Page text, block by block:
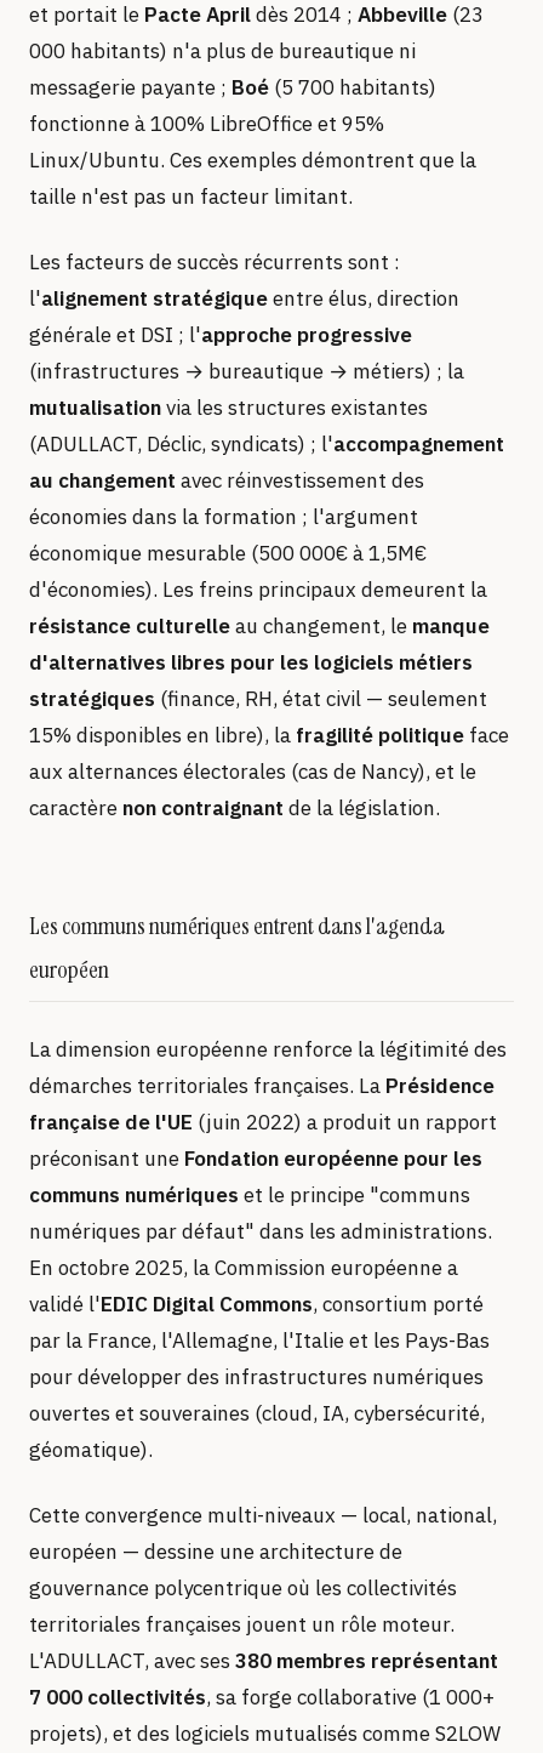
et portait le Pacte Aprildès 2014 ; Abbeville (23
000 habitants) n'a plus de bureautique ni
messagerie payante ; Boé (5 700 habitants)
fonctionne à 100% LibreOffice et 95%
Linux/Ubuntu. Ces exemples démontrent que la
taille n'est pas un facteur limitant.
Les facteurs de succès récurrents sont :
l'alignement stratégiqueentre élus, direction
générale et DSI ; l'approche progressive
(infrastructures → bureautique → métiers) ; la
mutualisationvia les structures existantes
(ADULLACT, Déclic, syndicats) ; l'accompagnement
au changement avec réinvestissement des
économies dans la formation ; l'argument
économique mesurable (500 000€ à 1,5M€
d'économies). Les freins principaux demeurent la
résistance culturelleau changement, le manque
d'alternatives libres pour les logiciels métiers
stratégiques (finance, RH, état civil — seulement
15% disponibles en libre), la fragilité politique face
aux alternances électorales (cas de Nancy), et le
caractère non contraignant de la législation.
Les communs numériques entrent dans l'agenda
européen
La dimension européenne renforce la légitimité des
démarches territoriales françaises. La Présidence
française de l'UE (juin 2022) a produit un rapport
préconisant une Fondation européenne pour les
communs numériques et le principe "communs
numériques par défaut" dans les administrations.
En octobre 2025, la Commission européenne a
validé l'EDIC Digital Commons, consortium porté
par la France, l'Allemagne, l'Italie et les Pays-Bas
pour développer des infrastructures numériques
ouvertes et souveraines (cloud, IA, cybersécurité,
géomatique).
Cette convergence multi-niveaux — local, national,
européen — dessine une architecture de
gouvernance polycentrique où les collectivités
territoriales françaises jouent un rôle moteur.
L'ADULLACT, avec ses 380 membres représentant
7 000 collectivités, sa forge collaborative (1 000+
projets), et des logiciels mutualisés comme S2LOW